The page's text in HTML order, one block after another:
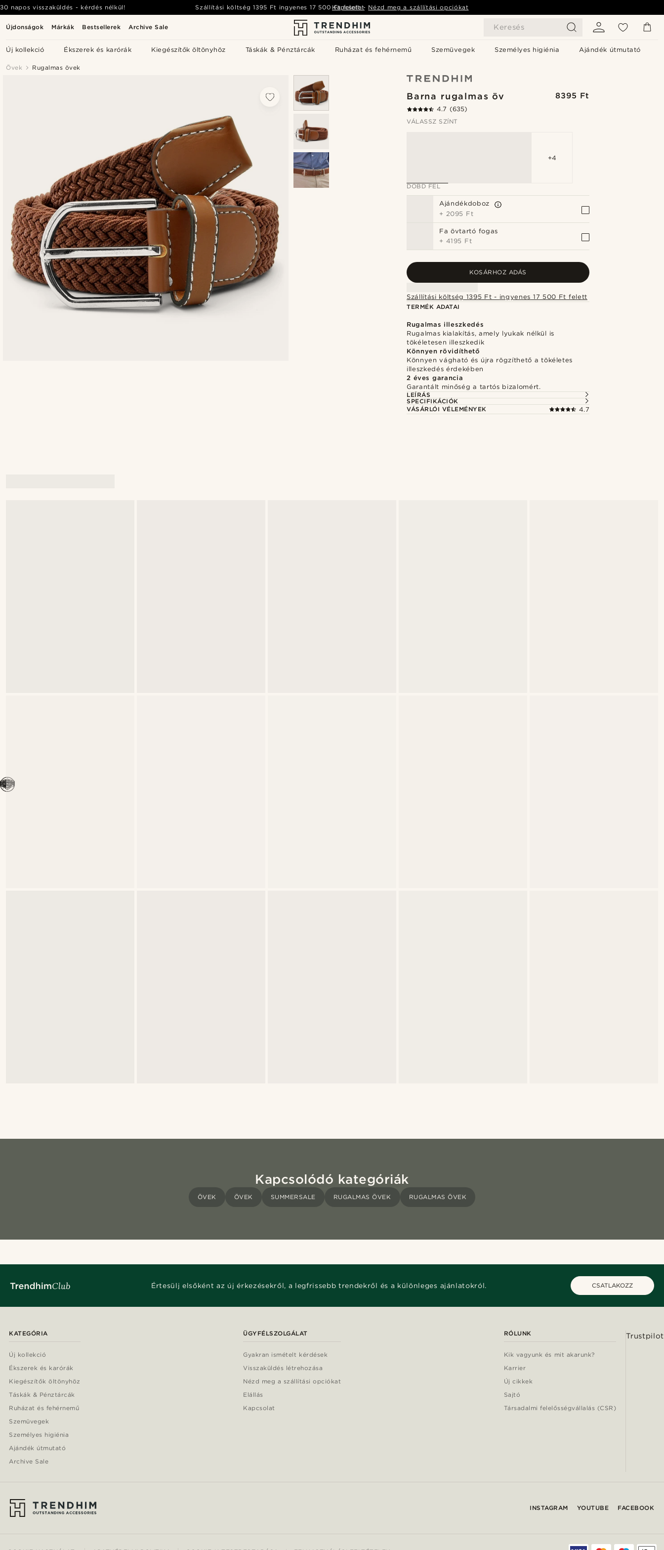
Újdonságok Márkák Bestsellerek Archive Sale Keresés
Új kollekció Ékszerek és karórák Kiegészítők öltönyhöz Táskák & Pénztárcák Ruházat és fehérnemű Szemüvegek Személyes higiénia Ajándék útmutató
30 napos visszaküldés - kérdés nélkül! Szállítási költség1395 Ft ingyenes 17 500 Ft felett- Nézd meg a szállítási opciókat
Kapcsolat
Övek Rugalmas övek
Barna rugalmas öv 8395 Ft
4.7 (635)
VÁLASSZ SZÍNT
+4
DOBD FEL
Ajándékdoboz
+ 2095 Ft
Fa övtartó fogas
+ 4195 Ft
KOSÁRHOZ ADÁS
Szállítási költség 1395 Ft - ingyenes 17 500 Ft felett
TERMÉK ADATAI
Rugalmas illeszkedés
Rugalmas kialakítás, amely lyukak nélkül is
tökéletesen illeszkedik
Könnyen rövidíthető
Könnyen vágható és újra rögzíthető a tökéletes
illeszkedés érdekében
2 éves garancia
Garantált minőség a tartós bizalomért.
LEÍRÁS
SPECIFIKÁCIÓK
VÁSÁRLÓI VÉLEMÉNYEK
4.7
Kapcsolódó kategóriák
ÖVEK ÖVEK SUMMERSALE RUGALMAS ÖVEK RUGALMAS ÖVEK
Értesülj elsőként az új érkezésekről, a legfrissebb trendekről és a különleges ajánlatokról. CSATLAKOZZ
KATEGÓRIA
Új kollekció
Ékszerek és karórák
Kiegészítők öltönyhöz
Táskák & Pénztárcák
Ruházat és fehérnemű
Szemüvegek
Személyes higiénia
Ajándék útmutató
Archive Sale
ÜGYFÉLSZOLGÁLAT
Gyakran ismételt kérdések
Visszaküldés létrehozása
Nézd meg a szállítási opciókat
Elállás
Kapcsolat
RÓLUNK
Kik vagyunk és mit akarunk?
Karrier
Új cikkek
Sajtó
Társadalmi felelősségvállalás (CSR)
Trustpilot
INSTAGRAM YOUTUBE FACEBOOK